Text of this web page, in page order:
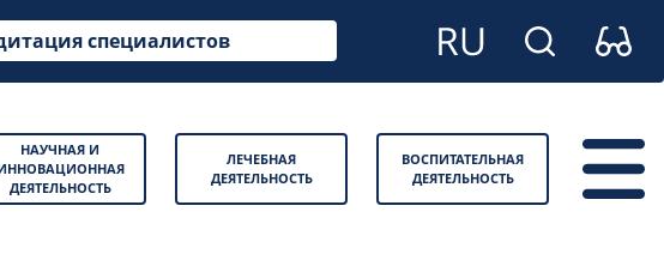
специалистов
НАУЧНАЯ И
ДЕЯТЕЛЬНОСТЬ
ЛЕЧЕБНАЯ
ДЕЯТЕЛЬНОСТЬ
ВОСПИТАТЕЛЬНАЯ
ДЕЯТЕЛЬНОСТЬ